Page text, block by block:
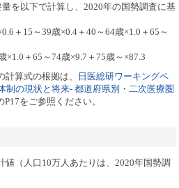
を以下で計算し、2020年の国勢調査に基
＋15～39歳×0.4＋40～64歳×1.0＋65～
＋65～74歳×9.7＋75歳～×87.3
算式の根拠は、
日医総研ワーキングペ
制の現状と将来- 都道府県別・二次医療圏
P17をご参照ください。
（人口10万人あたりは、2020年国勢調